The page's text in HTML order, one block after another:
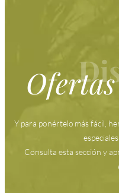
Y para ponértelo más fácil,
Consulta esta sección y